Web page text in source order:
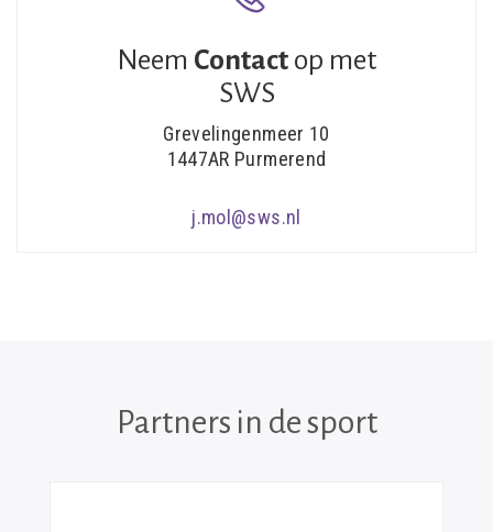
Neem Contact op met
SWS
Grevelingenmeer 10
1447AR Purmerend
j.mol@sws.nl
Partners in de sport